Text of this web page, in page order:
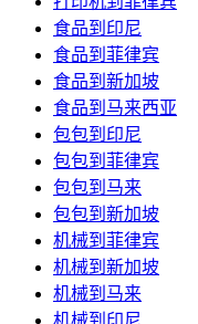
食品到印尼
食品到菲律宾
食品到新加坡
食品到马来西亚
包包到印尼
包包到菲律宾
包包到马来
包包到新加坡
机械到菲律宾
机械到新加坡
机械到马来